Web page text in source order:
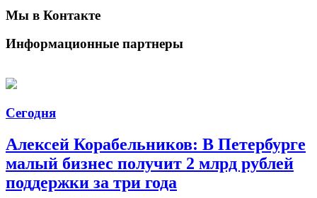
Мы в Контакте
Информационные партнеры
Сегодня
Алексей Корабельников: В Петербурге
малый бизнес получит 2 млрд рублей
поддержки за три года